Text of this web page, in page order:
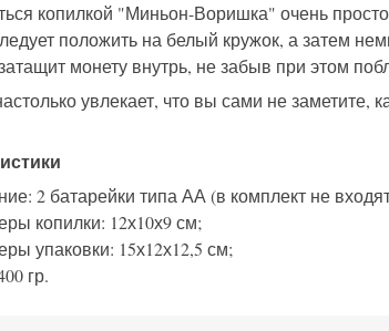
копилкой "Миньон-Воришка" очень
положить на белый кружок, а затем
монету внутрь, не забыв при этом
увлекает, что вы сами не заметите,
2 батарейки типа АА (в комплект не
копилки: 12х10х9 см;
упаковки: 15х12х12,5 см;
гр.